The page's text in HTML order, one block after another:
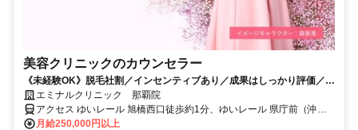
美容クリニックのカウンセラー
《未経験OK》脱毛社割／インセンティブあり／成果はしっかり評価／残
業なし／教育制度・各種休暇充実
エミナルクリニック 那覇院
アクセス ゆいレール 旭橋西口徒歩約1分、ゆいレール 県庁前（沖縄
県）東口徒歩約9分、ゆいレール 壺川北口徒歩約12分
月給250,000円以上